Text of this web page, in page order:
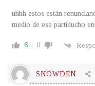
uhhh estos están
medio de ese partiducho
6 0
SNOWDEN